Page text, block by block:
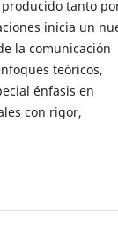
tanto
inicia un
la comunicación
teóricos,
énfasis en
con rigor,